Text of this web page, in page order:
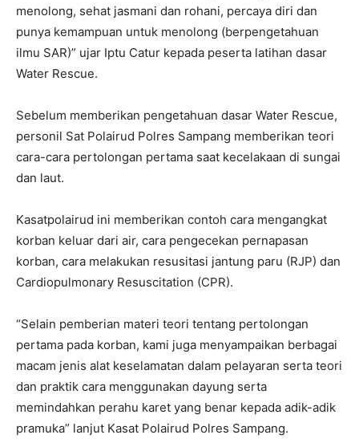
menolong, sehat jasmani dan rohani, percaya diri dan
punya kemampuan untuk menolong (berpengetahuan
ilmu SAR)” ujar Iptu Catur kepada peserta latihan dasar
Water Rescue.
Sebelum memberikan pengetahuan dasar Water Rescue,
personil Sat Polairud Polres Sampang memberikan teori
cara-cara pertolongan pertama saat kecelakaan di sungai
dan laut.
Kasatpolairud ini memberikan contoh cara mengangkat
korban keluar dari air, cara pengecekan pernapasan
korban, cara melakukan resusitasi jantung paru (RJP) dan
Cardiopulmonary Resuscitation (CPR).
“Selain pemberian materi teori tentang pertolongan
pertama pada korban, kami juga menyampaikan berbagai
macam jenis alat keselamatan dalam pelayaran serta teori
dan praktik cara menggunakan dayung serta
memindahkan perahu karet yang benar kepada adik-adik
pramuka” lanjut Kasat Polairud Polres Sampang.